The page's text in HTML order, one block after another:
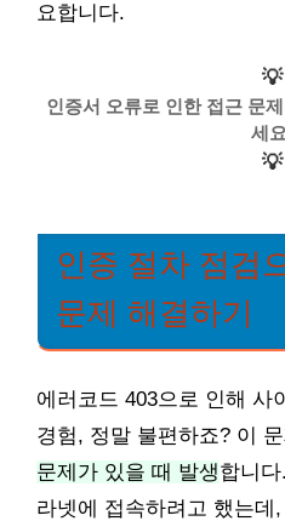
요합니다.
💡
인증서 오류로 인한 접근 문
세
💡
인증 절차 점검
문제 해결하기
에러코드 403으로 인해 사
경험, 정말 불편하죠? 이
문제가 있을 때 발생합니
라넷에 접속하려고 했는데